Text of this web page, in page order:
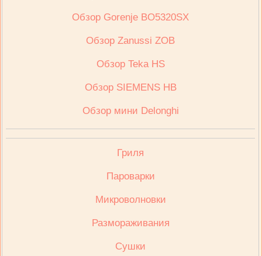
Обзор Gorenje BO5320SX
Обзор Zanussi ZOB
Обзор Teka HS
Обзор SIEMENS HB
Обзор мини Delonghi
Гриля
Пароварки
Микроволновки
Размораживания
Сушки